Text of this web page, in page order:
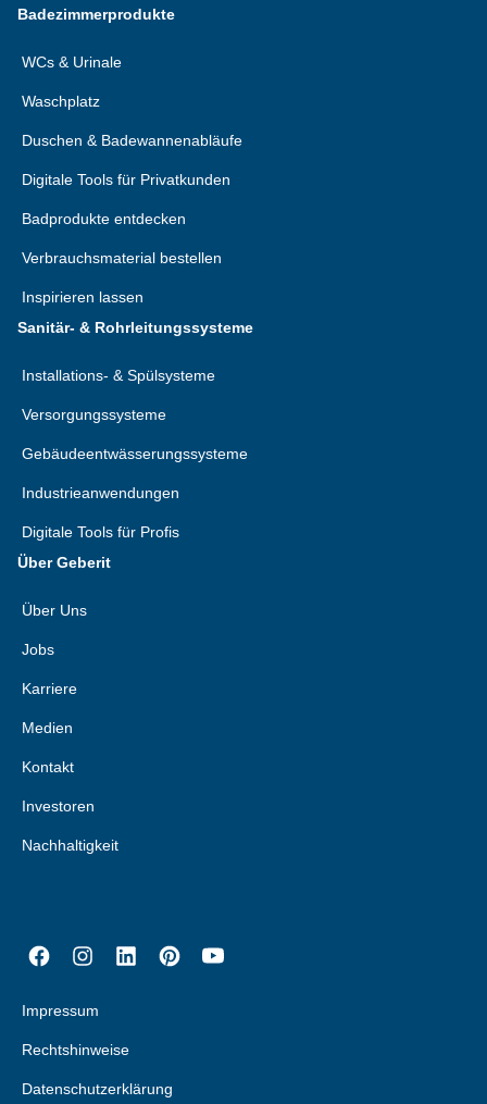
Badezimmerprodukte
WCs & Urinale
Waschplatz
Duschen & Badewannenabläufe
Digitale Tools für Privatkunden
Badprodukte entdecken
Verbrauchsmaterial bestellen
Inspirieren lassen
Sanitär- & Rohrleitungssysteme
Installations- & Spülsysteme
Versorgungssysteme
Gebäudeentwässerungssysteme
Industrieanwendungen
Digitale Tools für Profis
Über Geberit
Über Uns
Jobs
Karriere
Medien
Kontakt
Investoren
Nachhaltigkeit
Impressum
Rechtshinweise
Datenschutzerklärung